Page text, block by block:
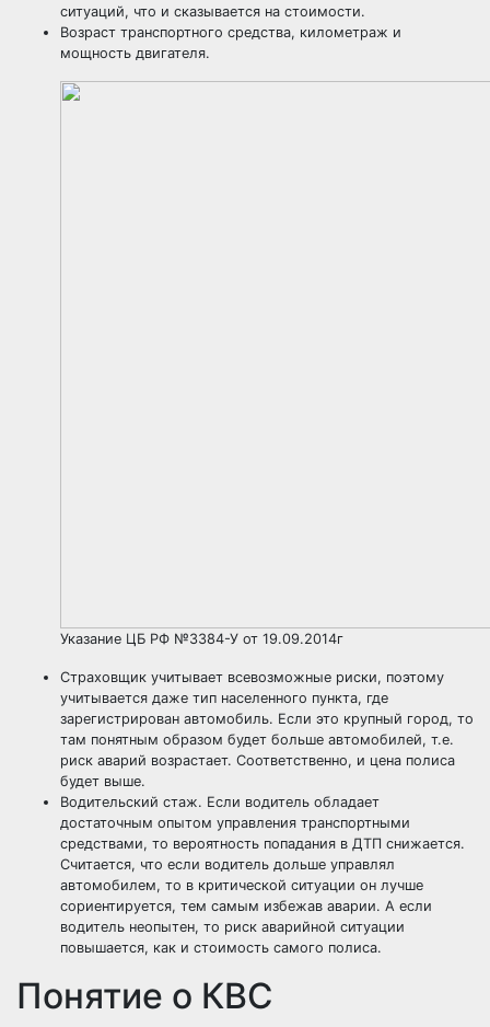
ситуаций, что и сказывается на стоимости.
Возраст транспортного средства, километраж и
мощность двигателя.
Указание ЦБ РФ №3384-У от 19.09.2014г
Страховщик учитывает всевозможные риски, поэтому
учитывается даже тип населенного пункта, где
зарегистрирован автомобиль. Если это крупный город, то
там понятным образом будет больше автомобилей, т.е.
риск аварий возрастает. Соответственно, и цена полиса
будет выше.
Водительский стаж. Если водитель обладает
достаточным опытом управления транспортными
средствами, то вероятность попадания в ДТП снижается.
Считается, что если водитель дольше управлял
автомобилем, то в критической ситуации он лучше
сориентируется, тем самым избежав аварии. А если
водитель неопытен, то риск аварийной ситуации
повышается, как и стоимость самого полиса.
Понятие о КВС